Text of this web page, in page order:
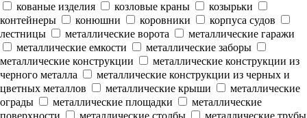
кованые изделия
козловые краны
козырьки
контейнеры
конюшни коровники
корпуса судов
лестницы
металлические ворота
металлические гаражи
металлические емкости
металлические заборы
металлические конструкции
металлические конструкции из
черного металла
металлические конструкции из черных и
цветных металлов
металлические крыши
металлические
ограды
металлические площадки
металлические
поверхности
металлические столбы металлические трубы